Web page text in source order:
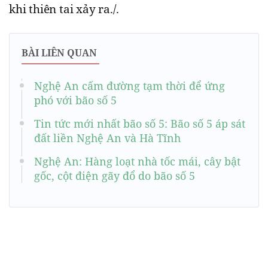
khi thiên tai xảy ra./.
BÀI LIÊN QUAN
Nghệ An cấm đường tạm thời để ứng
phó với bão số 5
Tin tức mới nhất bão số 5: Bão số 5 áp sát
đất liền Nghệ An và Hà Tĩnh
Nghệ An: Hàng loạt nhà tốc mái, cây bật
gốc, cột điện gãy đổ do bão số 5